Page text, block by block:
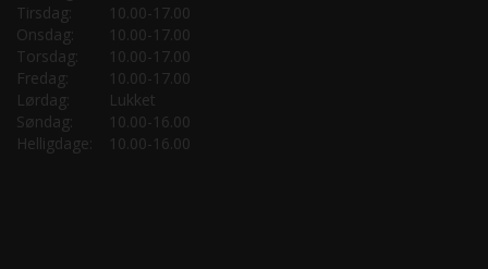
Tirsdag:
10.00-17.00
Onsdag:
10.00-17.00
Torsdag:
10.00-17.00
Fredag:
10.00-17.00
Lørdag:
Lukket
Søndag:
10.00-16.00
Helligdage:
10.00-16.00